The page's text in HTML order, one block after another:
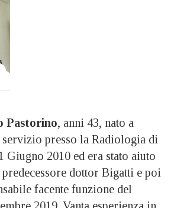
Pastorino, anni 43, nato a
presso la Radiologia di
2010 ed era stato aiuto
dottor Bigatti e poi
facente funzione del